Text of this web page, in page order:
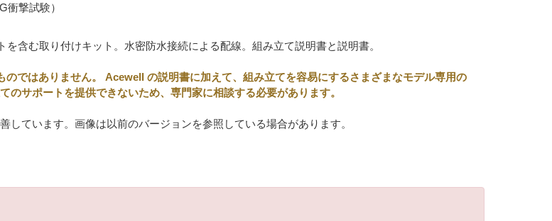
衝撃試験）
含む取り付けキット。水密防水接続による配線。組み立て説明書と説明書。
ではありません。 Acewell の説明書に加えて、組み立てを容易にするさまざまなモデル専用の
サポートを提供できないため、専門家に相談する必要があります。
ています。画像は以前のバージョンを参照している場合があります。